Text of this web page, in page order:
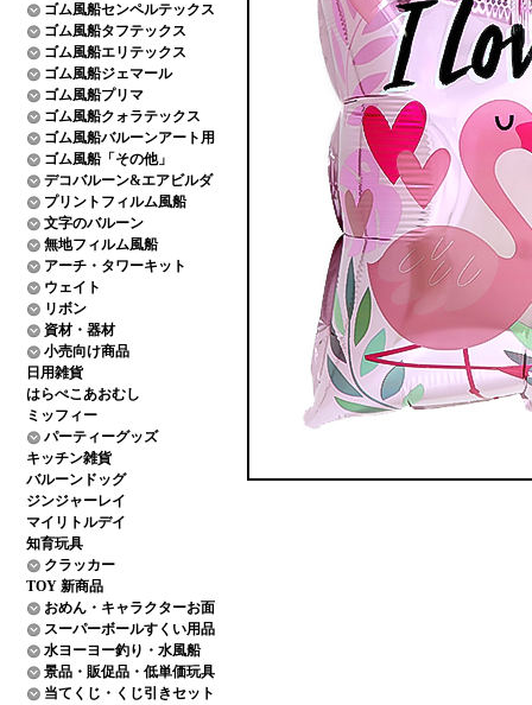
ゴム風船センペルテックス
ゴム風船タフテックス
ゴム風船エリテックス
ゴム風船ジェマール
ゴム風船プリマ
ゴム風船クォラテックス
ゴム風船バルーンアート用
ゴム風船「その他」
デコバルーン&エアビルダ
プリントフィルム風船
文字のバルーン
無地フィルム風船
アーチ・タワーキット
ウェイト
リボン
資材・器材
小売向け商品
日用雑貨
はらぺこあおむし
ミッフィー
パーティーグッズ
キッチン雑貨
バルーンドッグ
ジンジャーレイ
マイリトルデイ
知育玩具
クラッカー
TOY 新商品
おめん・キャラクターお面
スーパーボールすくい用品
水ヨーヨー釣り・水風船
景品・販促品・低単価玩具
当てくじ・くじ引きセット